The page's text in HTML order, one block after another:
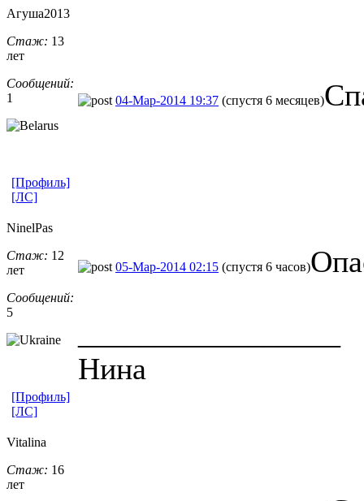
Агуша2013
Стаж: 13
лет
Сообщений:
1
04-Мар-2014 19:37 (спустя 6 месяцев)
[Профиль]
[ЛС]
NinelPas
Стаж: 12
лет
Сообщений:
5
05-Мар-2014 02:15 (спустя 6 часов)
Нина
[Профиль]
[ЛС]
Vitalina
Стаж: 16
лет